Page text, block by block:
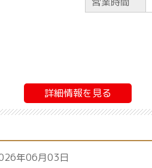
詳細情報を見る
年06月03日